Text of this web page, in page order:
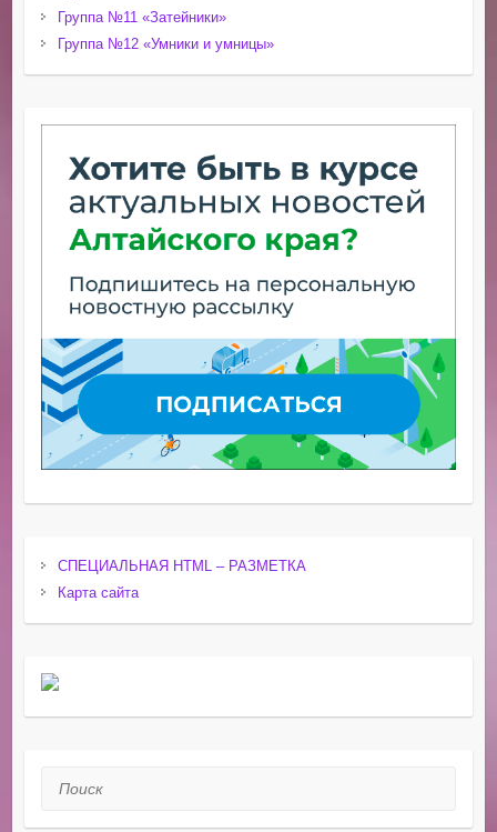
Группа №11 «Затейники»
Группа №12 «Умники и умницы»
СПЕЦИАЛЬНАЯ HTML – РАЗМЕТКА
Карта сайта
Поиск